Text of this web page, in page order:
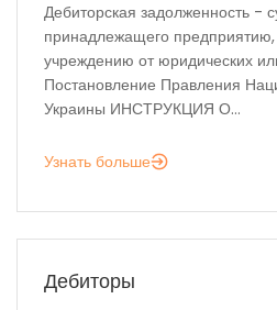
Дебиторская задолженность -
принадлежащего предприятию,
учреждению от юридических
Постановление Правления
Украины ИНСТРУКЦИЯ О...
Узнать больше
Дебиторы